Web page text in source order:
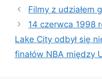
Filmy z udziałem
14 czerwca 1998
Lake City odbył się
finałów NBA między